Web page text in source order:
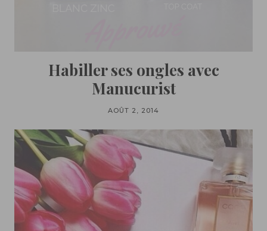
Habiller ses ongles avec
Manucurist
AOÛT 2, 2014